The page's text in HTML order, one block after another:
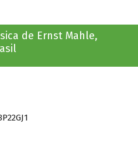
de Ernst Mahle,